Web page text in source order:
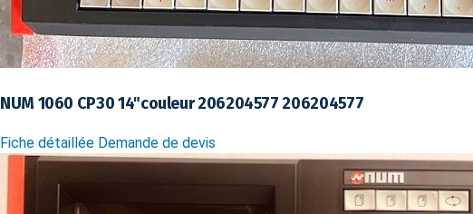
NUM 1060 CP30 14"couleur 206204577 206204577
Fiche détaillée Demande de devis